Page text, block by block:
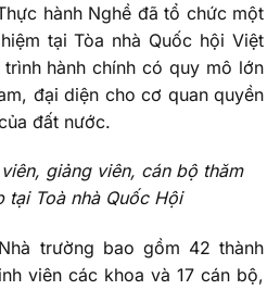
hành Nghề đã tổ chức một
tại Tòa nhà Quốc hội Việt
hành chính có quy mô lớn
đại diện cho cơ quan quyền
đất nước.
giảng viên, cán bộthăm
tại Toà nhà Quốc Hội
trường bao gồm 42 thành
viên các khoa và 17 cán bộ,